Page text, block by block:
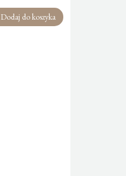
Dodaj do koszyka